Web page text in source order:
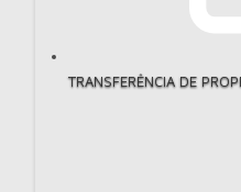
TRANSFERÊNCIA DE